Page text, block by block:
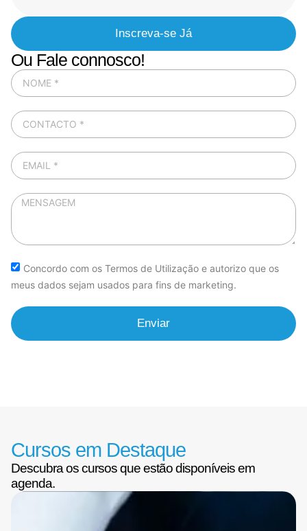
Inscreva-se Já
Ou Fale connosco!
Concordo com os Termos de Utilização e autorizo que os
meus dados sejam usados para fins de marketing.
Enviar
Cursos em Destaque
Descubra os cursos que estão disponíveis em
agenda.